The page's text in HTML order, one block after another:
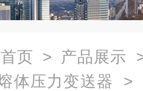
首页 > 产品展示
体压力变送器 >